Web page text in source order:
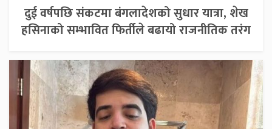
दुई वर्षपछि संकटमा बंगलादेशको सुधार यात्रा, शेख
हसिनाको सम्भावित फिर्तीले बढायो राजनीतिक तरंग